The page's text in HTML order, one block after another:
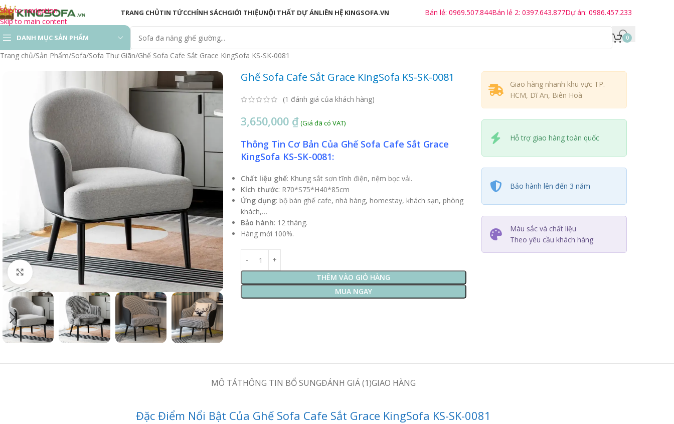
Skip to navigation
Skip to main content
TRANG CHỦTIN TỨCCHÍNH SÁCHGIỚI THIỆUNỘI THẤT DỰ ÁNLIÊN HỆ KINGSOFA.VN Bán lẻ: 0969.507.844Bán lẻ 2: 0397.643.877Dự án: 0986.457.233
DANH MỤC SẢN PHẨM
Sofa Hiện Đại
Sofa Phòng Khách
Sofa Thư Giãn
Ghế Sofa Chỉnh Điện
Sofa Giường ( Sofa
Bed)
Sofa Văn Phòng
0
Trang chủ Sản Phẩm Sofa Sofa Thư Giãn Ghế Sofa Cafe Sắt Grace KingSofa KS-SK-0081
Click to enlarge
Ghế Sofa Cafe Sắt Grace KingSofa KS-SK-0081
(1 đánh giá của khách hàng)
3,650,000 ₫
Thông Tin Cơ Bản Của Ghế Sofa Cafe Sắt Grace
KingSofa KS-SK-0081:
Chất liệu ghế: Khung sắt sơn tĩnh điện, nệm bọc vải.
Kích thước: R70*S75*H40*85cm
Ứng dụng: bộ bàn ghế cafe, nhà hàng, homestay, khách sạn, phòng
khách,…
Bảo hành: 12 tháng.
Hàng mới 100%.
THÊM VÀO GIỎ HÀNG
MUA NGAY
Giao hàng nhanh khu vực TP.
HCM, Dĩ An, Biên Hoà
Hỗ trợ giao hàng toàn quốc
Bảo hành lên đến 3 năm
Màu sắc và chất liệu
Theo yêu cầu khách hàng
MÔ TẢTHÔNG TIN BỔ SUNGĐÁNH GIÁ (1)GIAO HÀNG
Đặc Điểm Nổi Bật Của Ghế Sofa Cafe Sắt Grace KingSofa KS-SK-0081